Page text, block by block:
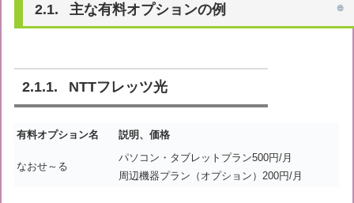
主な有料オプションの例
NTTフレッツ光
有料オプション名 説明、価格
なおせ～る
パソコン・タブレットプラン500円/月
周辺機器プラン（オプション）200円/月